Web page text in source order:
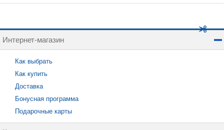
Интернет-магазин
Как выбрать
Как купить
Доставка
Бонусная программа
Подарочные карты